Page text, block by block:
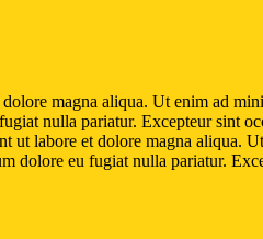
magna aliqua. Ut enim ad
nulla pariatur. Excepteur sint
labore et dolore magna aliqua.
eu fugiat nulla pariatur.